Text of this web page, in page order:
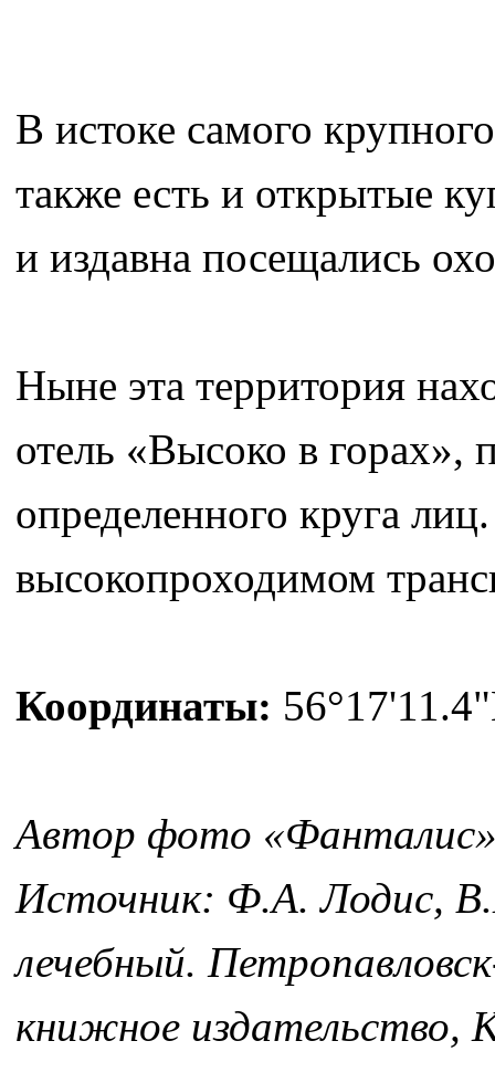
В истоке самого
также есть и открытые
и издавна посещались
Ныне эта территория
отель «Высоко в горах»,
определенного круга
высокопроходимом
Координаты:
Автор фото
Источник: Ф.А. Лодис,
лечебный.
книжное издательство,